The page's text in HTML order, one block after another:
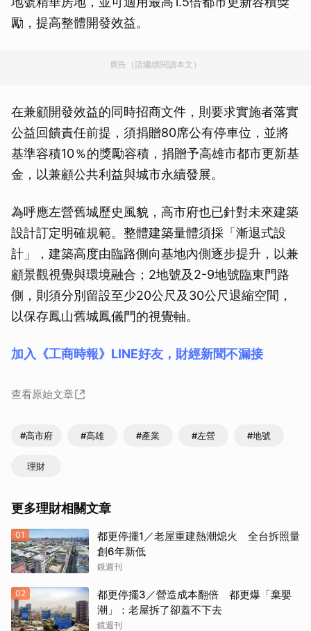
勵，提高整體開發效益。
廣告（請繼續閱讀本文）
在兼顧開發效益的同時招商文件，則要求實施者落實
公益回饋責任前提，須捐贈80席公有停車位，並將
基準容積10％的獎勵容積，捐贈予高雄市都市更新基
金，以兼顧公共利益與城市永續發展。
為呼應左營舊城歷史風貌，高市府也已針對未來建築
設計訂定明確規範。整體建築量體須採「漸退式設
計」，建築高度由臨路側向基地內側逐步提升，以兼
顧景觀視覺與環境融合；2地號及2-9地號臨東門路
側，則須分別留設至少20公尺及30公尺退縮空間，
以保存鳳山舊城鳳儀門的視覺軸。
加入《工商時報》LINE好友，財經新聞不漏接
查看原始文章
#高市府 #高雄 #產業 #左營 #地號
理財
更多理財相關文章
01
都更停擺1／老屋重建熱潮熄火 全台拆照量
創6年新低
鏡週刊
02
都更停擺3／營造成本翻倍 都更爆「棄嬰
潮」：老屋拆了卻蓋不下去
鏡週刊